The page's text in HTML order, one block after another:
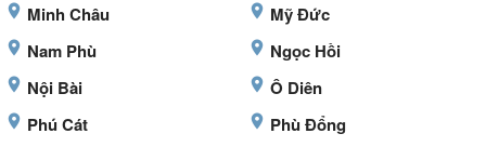
Minh Châu
Mỹ Đức
Nam Phù
Ngọc Hồi
Nội Bài
Ô Diên
Phú Cát
Phù Đổng